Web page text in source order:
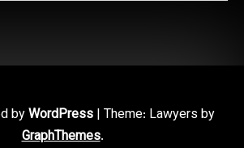
byWordPress | Theme: Lawyers by
GraphThemes.